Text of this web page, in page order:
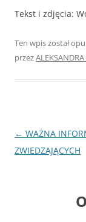
Tekst i zdjęcia:
Ten wpis został
przez
Nawigacja
wpisu
← WAŻNA
ZWIEDZAJĄCYCH